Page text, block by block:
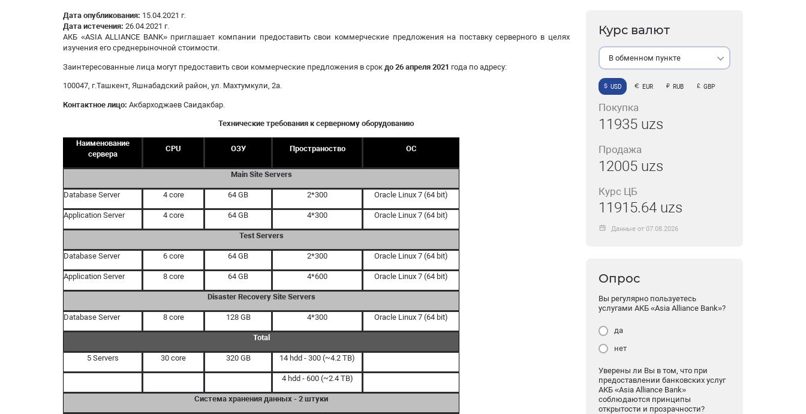
Дата опубликования: 15.04.2021 г.
Дата истечения: 26.04.2021 г.
АКБ «ASIA ALLIANCE BANK» приглашает компании предоставить свои коммерческие предложения на поставку серверного в целях
изучения его среднерыночной стоимости.
Заинтересованные лица могут предоставить свои коммерческие предложения в срок до 26 апреля 2021 года по адресу:
100047, г.Ташкент, Яшнабадский район, ул. Махтумкули, 2а.
Контактное лицо: Акбарходжаев Саидакбар.
Технические требования к серверному оборудованию
Наименование
сервера
CPU ОЗУ Пространоство ОС
Main Site Servers
Database Server 4 core 64 GB 2*300 Oracle Linux 7 (64 bit)
Application Server 4 core 64 GB 4*300 Oracle Linux 7 (64 bit)
Test Servers
Database Server 6 core 64 GB 2*300 Oracle Linux 7 (64 bit)
Application Server 8 core 64 GB 4*600 Oracle Linux 7 (64 bit)
Disaster Recovery Site Servers
Database Server 8 core 128 GB 4*300 Oracle Linux 7 (64 bit)
Total
5 Servers 30 core 320 GB 14 hdd - 300 (~4.2 TB)
4 hdd - 600 (~2.4 TB)
Система хранения данных - 2 штуки
Курс валют
В обменном пункте
USD EUR RUB GBP
Покупка
11935 uzs
Продажа
12005 uzs
Курс ЦБ
11915.64 uzs
Данные от 07.08.2026
Опрос
Вы регулярно пользуетесь
услугами АКБ «Asia Alliance Bank»?
да
нет
Уверены ли Вы в том, что при
предоставлении банковских услуг
АКБ «Asia Alliance Bank»
соблюдаются принципы
открытости и прозрачности?